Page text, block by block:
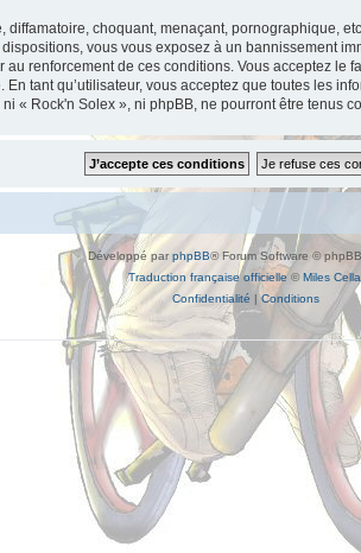
choquant, menaçant, pornographique,
vous vous exposez à un bannissement
renforcement de ces conditions. Vous acceptez
tant qu’utilisateur, vous acceptez que toutes les
« Rock'n Solex », ni phpBB, ne pourront être
Développé parphpBB® Forum Software ©
Traduction française officielle©Miles
Confidentialité |Conditions